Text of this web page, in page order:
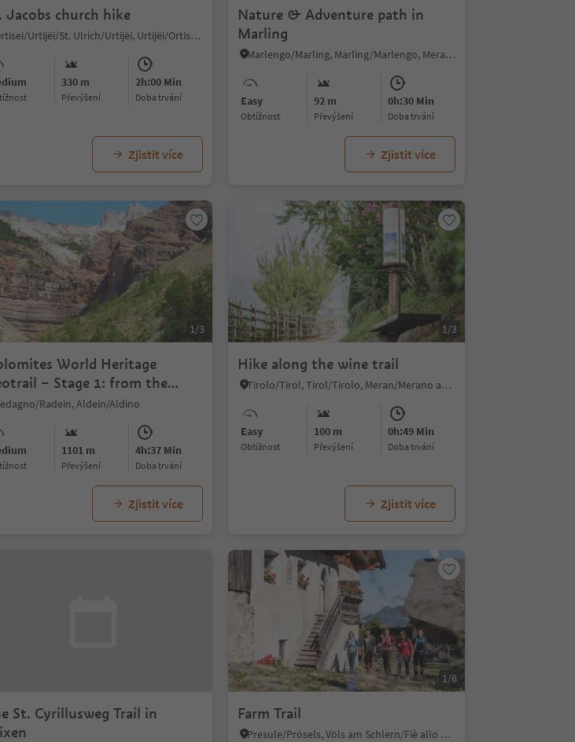
Jacobs church hike
Ortisei/Urtijëi/St. Ulrich/Urtijëi, Urtijëi/Ortisei, Dolomites Region Val Gardena
330 m
Převýšení
2h:00 Min
doba trvání
Zjistit více
Nature & Adventure path in
Marling
Marlengo/Marling, Marling/Marlengo, Meran/Merano and environs
Easy
Obtížnost
92 m
Převýšení
0h:30 Min
doba trvání
Zjistit více
1/3
World Heritage
– Stage 1: from the
to the Lavazèjoch
Radein, Aldein/Aldino
1101 m
Převýšení
4h:37 Min
doba trvání
Zjistit více
1/3
Hike along the wine trail
Tirolo/Tirol, Tirol/Tirolo, Meran/Merano and environs
Easy
Obtížnost
100 m
Převýšení
0h:49 Min
doba trvání
Zjistit více
St. Cyrillusweg Trail in
1/6
Farm Trail
Presule/Prösels, Völs am Schlern/Fiè allo Sciliar, Dolomites Region Seiser Alm